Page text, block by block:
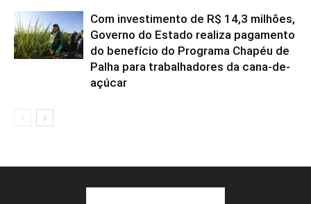
Com investimento de R$ 14,3 milhões,
Governo do Estado realiza pagamento
do benefício do Programa Chapéu de
Palha para trabalhadores da cana-de-
açúcar